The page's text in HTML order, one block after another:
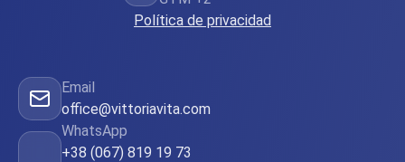
Política de privacidad
Email
office@vittoriavita.com
WhatsApp
+38 (067) 819 19 73